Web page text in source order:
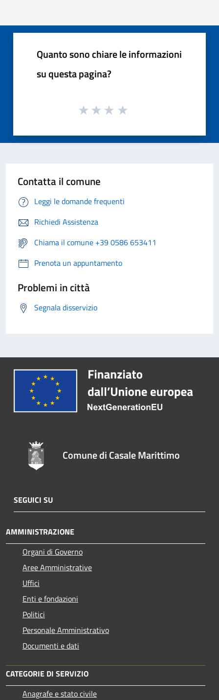
Quanto sono chiare le informazioni
su questa pagina?
Contatta il comune
Leggi le domande frequenti
Richiedi Assistenza
Chiama il comune +39 0586 653411
Prenota un appuntamento
Problemi in città
Segnala disservizio
Comune di Casale Marittimo
SEGUICI SU
AMMINISTRAZIONE
Organi di Governo
Aree Amministrative
Uffici
Enti e fondazioni
Politici
Personale Amministrativo
Documenti e dati
CATEGORIE DI SERVIZIO
Anagrafe e stato civile